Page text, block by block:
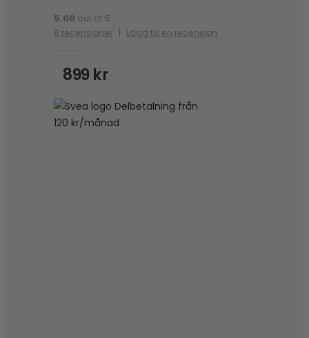
5.00 out of 5
8 recensioner Lägg till en recension
899 kr
Delbetalning från
120 kr/månad